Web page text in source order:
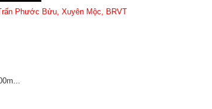
Phước Bửu, Xuyên Mộc, BRVT